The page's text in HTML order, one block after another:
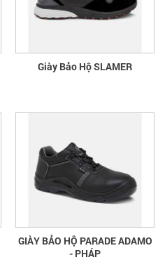
Giày Bảo Hộ SLAMER
GIÀY BẢO HỘ PARADE ADAMO
- PHÁP